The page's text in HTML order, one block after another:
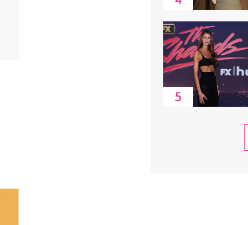
5